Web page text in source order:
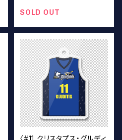
SOLD OUT
〈#11 クリスタプス・グルディ